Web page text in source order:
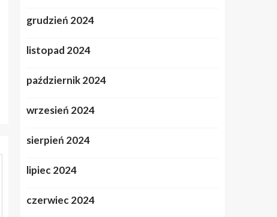
grudzień 2024
listopad 2024
październik 2024
wrzesień 2024
sierpień 2024
lipiec 2024
czerwiec 2024